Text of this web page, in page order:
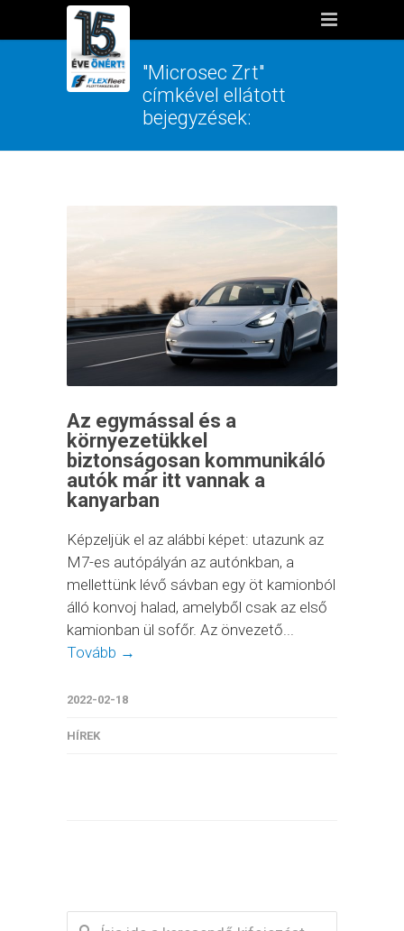
"Microsec Zrt"
címkével ellátott
bejegyzések:
Az egymással és a
környezetükkel
biztonságosan kommunikáló
autók már itt vannak a
kanyarban
Képzeljük el az alábbi képet: utazunk az
M7-es autópályán az autónkban, a
mellettünk lévő sávban egy öt kamionból
álló konvoj halad, amelyből csak az első
kamionban ül sofőr. Az önvezető...
Tovább →
2022-02-18
HÍREK